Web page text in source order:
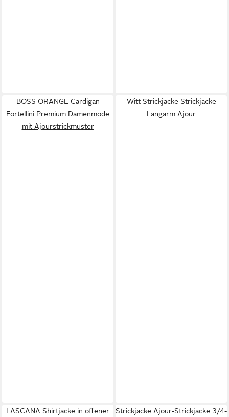
BOSS ORANGE Cardigan
Fortellini Premium Damenmode
mit Ajourstrickmuster
Witt Strickjacke Strickjacke
Langarm Ajour
LASCANA Shirtjacke in offener
Strickjacke Ajour-Strickjacke 3/4-